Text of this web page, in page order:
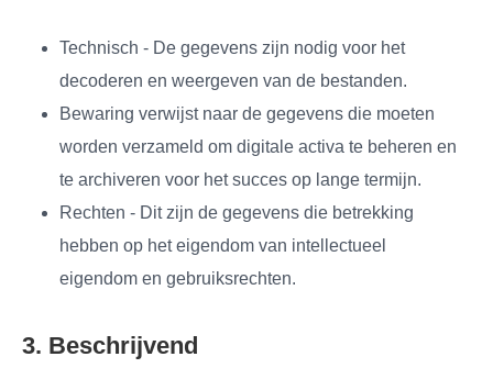
Technisch - De gegevens zijn nodig voor het
decoderen en weergeven van de bestanden.
Bewaring verwijst naar de gegevens die moeten
worden verzameld om digitale activa te beheren en
te archiveren voor het succes op lange termijn.
Rechten - Dit zijn de gegevens die betrekking
hebben op het eigendom van intellectueel
eigendom en gebruiksrechten.
3. Beschrijvend